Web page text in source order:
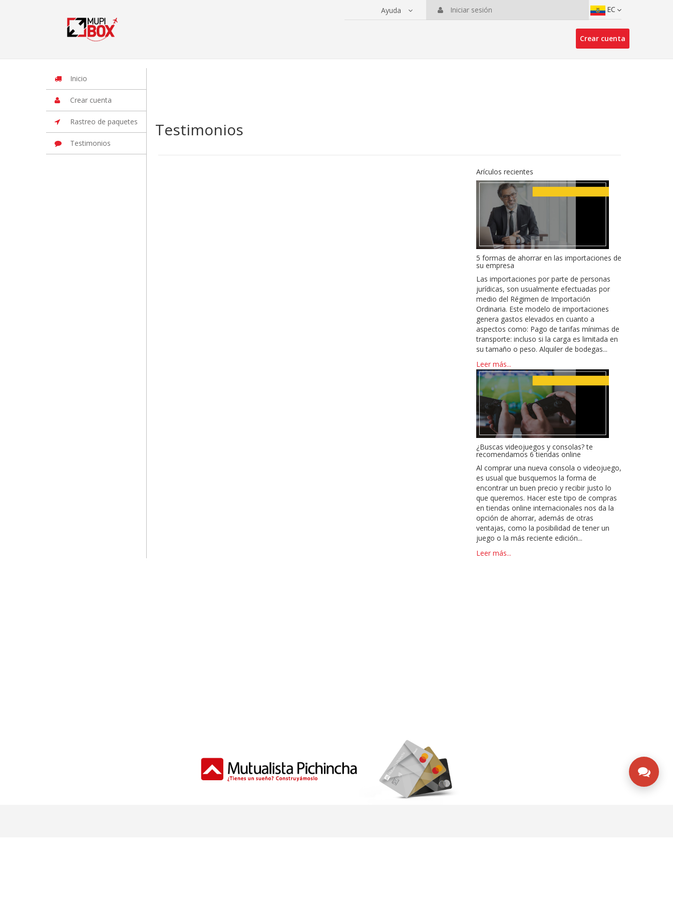
Iniciar Sesion Crear cuenta
Ayuda Iniciar sesión EC
Crear cuenta
Inicio
Crear cuenta
Rastreo de paquetes
Testimonios
Testimonios
Arículos recientes
5 formas de ahorrar en las importaciones de
su empresa
Las importaciones por parte de personas
jurídicas, son usualmente efectuadas por
medio del Régimen de Importación
Ordinaria. Este modelo de importaciones
genera gastos elevados en cuanto a
aspectos como: Pago de tarifas mínimas de
transporte: incluso si la carga es limitada en
su tamaño o peso. Alquiler de bodegas...
Leer más...
¿Buscas videojuegos y consolas? te
recomendamos 6 tiendas online
Al comprar una nueva consola o videojuego,
es usual que busquemos la forma de
encontrar un buen precio y recibir justo lo
que queremos. Hacer este tipo de compras
en tiendas online internacionales nos da la
opción de ahorrar, además de otras
ventajas, como la posibilidad de tener un
juego o la más reciente edición...
Leer más...